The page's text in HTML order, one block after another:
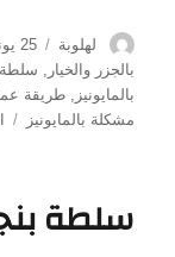
الكاتب
لهلوبة
في
25 يونيو، 2015
بالجزر والخيار
سلطة
بالمايونيز
,طريقة
مشكلة بالمايونيز
سلطة